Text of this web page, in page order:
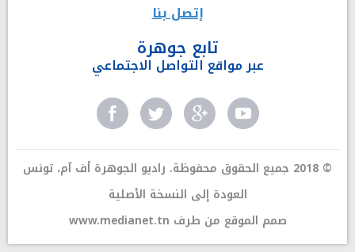
إتصل بنا
تابع جوهرة
عبر مواقع التواصل الاجتماعي
© 2018 جميع الحقوق محفوظة. راديو الجوهرة أف آم، تونس
العودة إلى النسخة الأصلية
www.medianet.tn صمم الموقع من طرف